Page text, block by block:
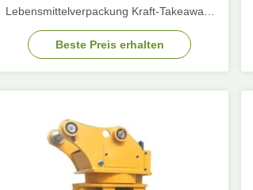
Lebensmittelverpackung Kraft-Takeaway-
Lebensmittel Brot Papiertüte für Restaurant
Beste Preis erhalten